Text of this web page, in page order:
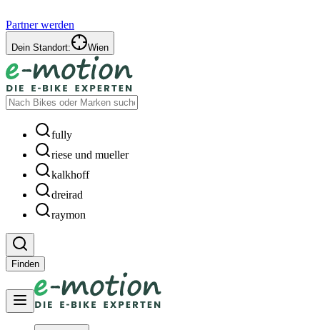
Partner werden
Dein Standort: Wien
fully
riese und mueller
kalkhoff
dreirad
raymon
Finden